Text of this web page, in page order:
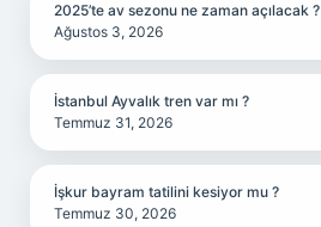
2025’te av sezonu ne zaman açılacak ?
Ağustos 3, 2026
İstanbul Ayvalık tren var mı ?
Temmuz 31, 2026
İşkur bayram tatilini kesiyor mu ?
Temmuz 30, 2026